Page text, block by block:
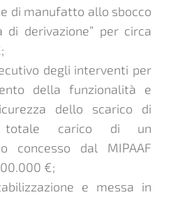
di manufatto allo sbocco
di derivazione” per circa
degli interventi per
della funzionalità e
dello scarico di
carico di un
concesso dal MIPAAF
€;
e messa in